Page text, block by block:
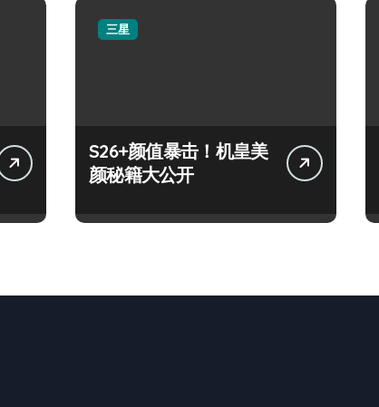
三星
S26+颜值暴击！机皇美
颜秘籍大公开